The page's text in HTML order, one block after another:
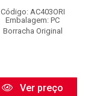
Código: AC403ORI
Embalagem: PC
Borracha Original
Ver preço